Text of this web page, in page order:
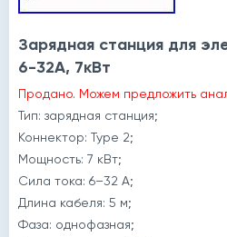
Зарядная станция для
6-32A, 7кВт
Продано. Можем предложить
Тип: зарядная станция;
Коннектор: Type 2;
Мощность: 7 кВт;
Сила тока: 6–32 А;
Длина кабеля: 5 м;
Фаза: однофазная;